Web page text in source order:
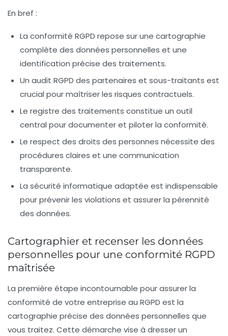
En bref :
La conformité RGPD repose sur une cartographie
complète des données personnelles et une
identification précise des traitements.
Un audit RGPD des partenaires et sous-traitants est
crucial pour maîtriser les risques contractuels.
Le registre des traitements constitue un outil
central pour documenter et piloter la conformité.
Le respect des droits des personnes nécessite des
procédures claires et une communication
transparente.
La sécurité informatique adaptée est indispensable
pour prévenir les violations et assurer la pérennité
des données.
Cartographier et recenser les données
personnelles pour une conformité RGPD
maîtrisée
La première étape incontournable pour assurer la
conformité de votre entreprise au RGPD est la
cartographie précise des données personnelles que
vous traitez. Cette démarche vise à dresser un